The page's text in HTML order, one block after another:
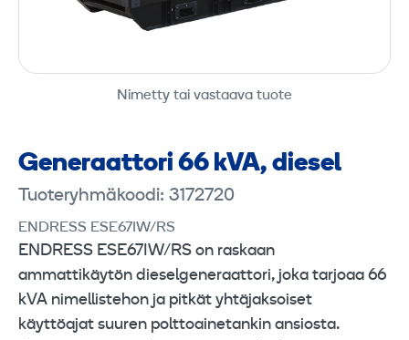
Nimetty tai vastaava tuote
Generaattori 66 kVA, diesel
Tuoteryhmäkoodi: 3172720
ENDRESS ESE67IW/RS
ENDRESS ESE67IW/RS on raskaan
ammattikäytön dieselgeneraattori, joka tarjoaa 66
kVA nimellistehon ja pitkät yhtäjaksoiset
käyttöajat suuren polttoainetankin ansiosta.